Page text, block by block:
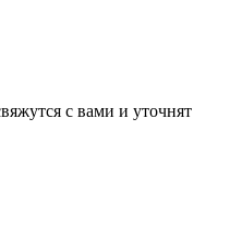
с вами и уточнят